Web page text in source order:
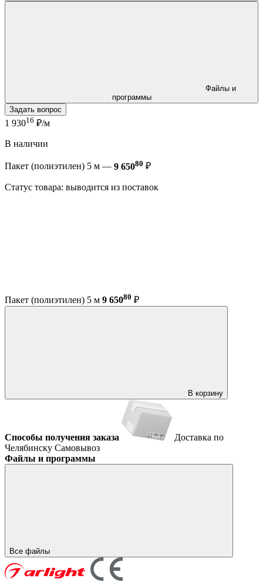
программы
Задать вопрос
1 93016 ₽/м
В наличии
Пакет (полиэтилен) 5 м — 9 65080 ₽
Статус товара: выводится из поставок
Пакет (полиэтилен) 5 м 9 65080 ₽
В корзину
Способы получения заказа
Доставка по
Челябинску Самовывоз
Файлы и программы
Все файлы